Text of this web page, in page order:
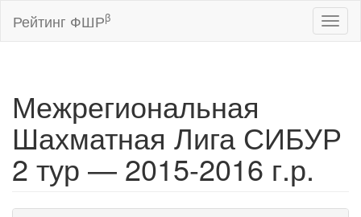
Рейтинг ФШРβ
Межрегиональная
Шахматная Лига СИБУР
2 тур — 2015-2016 г.р.